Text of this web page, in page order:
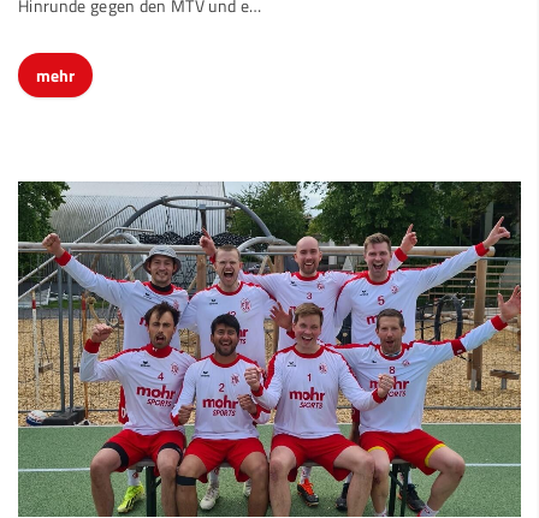
Hinrunde gegen den MTV und e…
mehr